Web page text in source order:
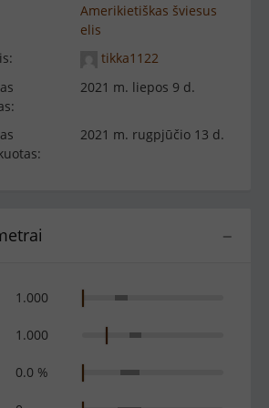
Amerikietiškas šviesus
elis
tikka1122
2021 m. liepos 9 d.
2021 m. rugpjūčio 13 d.
−
1.000
1.000
0.0 %